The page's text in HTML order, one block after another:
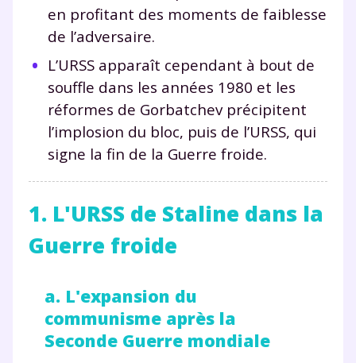
en profitant des moments de faiblesse
de l’adversaire.
L’URSS apparaît cependant à bout de
souffle dans les années 1980 et les
réformes de Gorbatchev précipitent
l’implosion du bloc, puis de l’URSS, qui
signe la fin de la Guerre froide.
1. L'URSS de Staline dans la
Guerre froide
a. L'expansion du
communisme après la
Seconde Guerre mondiale